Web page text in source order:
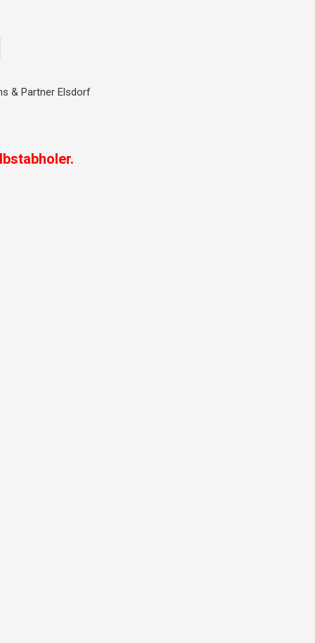
& Partner Elsdorf